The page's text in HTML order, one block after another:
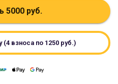
5000 руб.
(4 взноса по 1250 руб.)